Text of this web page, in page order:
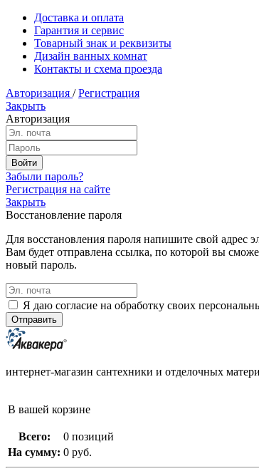
Доставка и оплата
Гарантия и сервис
Товарный знак и реквизиты
Дизайн ванных комнат
Контакты и схема проезда
Авторизация / Регистрация
Закрыть
Авторизация
Забыли пароль?
Регистрация на сайте
Закрыть
Восстановление пароля
Для восстановления пароля напишите свой адрес
Вам будет отправлена ссылка, по которой вы
новый пароль.
Я даю согласие на обработку своих
интернет-магазин сантехники и отделочных
В вашей корзине
Всего:
0 позиций
На сумму: 0 руб.